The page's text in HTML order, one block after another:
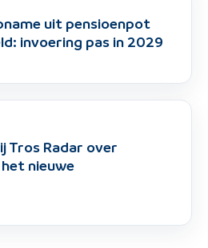
uit pensioenpot
invoering pas in 2029
Tros Radar over
nieuwe